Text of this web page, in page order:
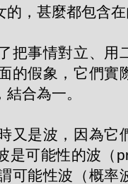
的，甚麼都包含
把事情對立、用
的假象，它們實
合為一。
又是波，因為它
是可能性的波（
可能性波（概率